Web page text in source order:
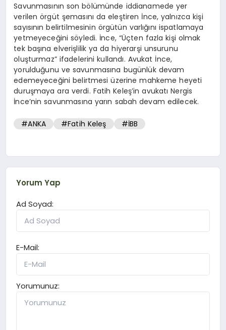
Savunmasının son bölümünde iddianamede yer
verilen örgüt şemasını da eleştiren İnce, yalnızca kişi
sayısının belirtilmesinin örgütün varlığını ispatlamaya
yetmeyeceğini söyledi. İnce, “Üçten fazla kişi olmak
tek başına elverişlilik ya da hiyerarşi unsurunu
oluşturmaz” ifadelerini kullandı. Avukat İnce,
yorulduğunu ve savunmasına bugünlük devam
edemeyeceğini belirtmesi üzerine mahkeme heyeti
duruşmaya ara verdi. Fatih Keleş’in avukatı Nergis
İnce’nin savunmasına yarın sabah devam edilecek.
#ANKA #Fatih Keleş #İBB
Yorum Yap
Ad Soyad:
E-Mail:
Yorumunuz: